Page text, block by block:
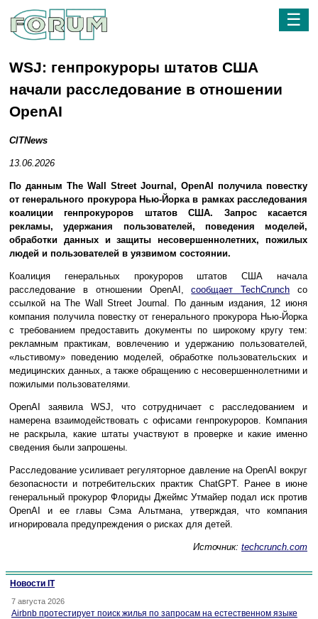
☰
WSJ: генпрокуроры штатов США
начали расследование в отношении
OpenAI
CITNews
13.06.2026
По данным The Wall Street Journal, OpenAI получила повестку
от генерального прокурора Нью-Йорка в рамках расследования
коалиции генпрокуроров штатов США. Запрос касается
рекламы, удержания пользователей, поведения моделей,
обработки данных и защиты несовершеннолетних, пожилых
людей и пользователей в уязвимом состоянии.
Коалиция генеральных прокуроров штатов США начала
расследование в отношении OpenAI,сообщает TechCrunch со
ссылкой на The Wall Street Journal. По данным издания, 12 июня
компания получила повестку от генерального прокурора Нью-Йорка
с требованием предоставить документы по широкому кругу тем:
рекламным практикам, вовлечению и удержанию пользователей,
«льстивому» поведению моделей, обработке пользовательских и
медицинских данных, а также обращению с несовершеннолетними и
пожилыми пользователями.
OpenAI заявила WSJ, что сотрудничает с расследованием и
намерена взаимодействовать с офисами генпрокуроров. Компания
не раскрыла, какие штаты участвуют в проверке и какие именно
сведения были запрошены.
Расследование усиливает регуляторное давление на OpenAI вокруг
безопасности и потребительских практик ChatGPT. Ранее в июне
генеральный прокурор Флориды Джеймс Утмайер подал иск против
OpenAI и ее главы Сэма Альтмана, утверждая, что компания
игнорировала предупреждения о рисках для детей.
Источник: techcrunch.com
Новости IT
7 августа 2026
Airbnb протестирует поиск жилья по запросам на естественном языке